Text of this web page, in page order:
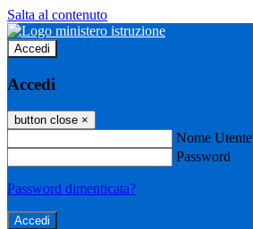
Salta al contenuto
Accedi
Accedi
button close ×
Nome Utente
Password
Password dimenticata?